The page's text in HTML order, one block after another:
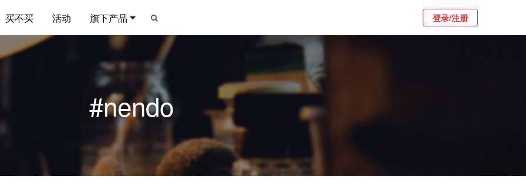
买不买 活动 旗下产品 登录/注册
#nendo